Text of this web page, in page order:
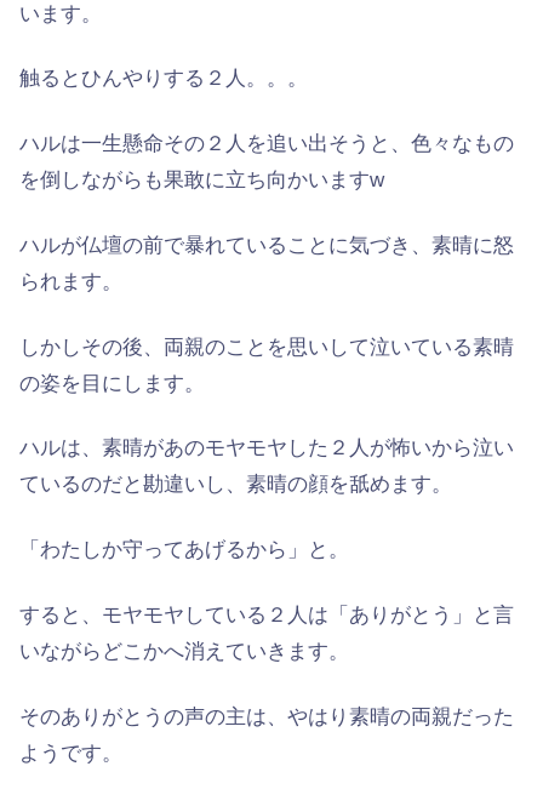
います。
触るとひんやりする２人。。。
ハルは一生懸命その２人を追い出そうと、色々なもの
を倒しながらも果敢に立ち向かいますw
ハルが仏壇の前で暴れていることに気づき、素晴に怒
られます。
しかしその後、両親のことを思いして泣いている素晴
の姿を目にします。
ハルは、素晴があのモヤモヤした２人が怖いから泣い
ているのだと勘違いし、素晴の顔を舐めます。
「わたしか守ってあげるから」と。
すると、モヤモヤしている２人は 「ありがとう」
と言
いながらどこかへ消えていきます。
そのありがとうの声の主は、やはり素晴の両親だった
ようです。